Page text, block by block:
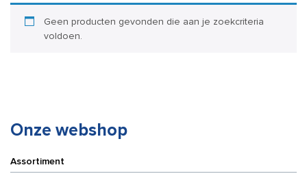
Geen producten gevonden die aan je zoekcriteria
voldoen.
Onze webshop
Assortiment